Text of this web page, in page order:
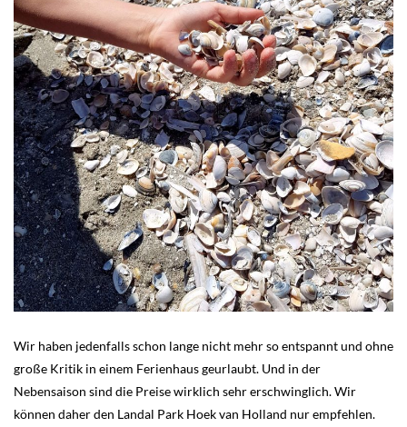
Wir haben jedenfalls schon lange nicht mehr so entspannt und ohne
große Kritik in einem Ferienhaus geurlaubt. Und in der
Nebensaison sind die Preise wirklich sehr erschwinglich. Wir
können daher den Landal Park Hoek van Holland nur empfehlen.